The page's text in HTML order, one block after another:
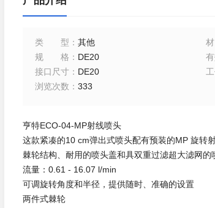
类型 ： 其他
规格 ： DE20
接口尺寸 ： DE20
浏览次数 ： 333
亨特ECO-04-MP射线喷头
这款紧凑的10 cm弹出式喷头配有预装的MP 旋转
棘轮结构、耐用的喷头盖和具双重过滤超大滤网的
流量：0.61 - 16.07 l/min
可调旋转角度和半径，提供随时、准确的设置
两件式棘轮